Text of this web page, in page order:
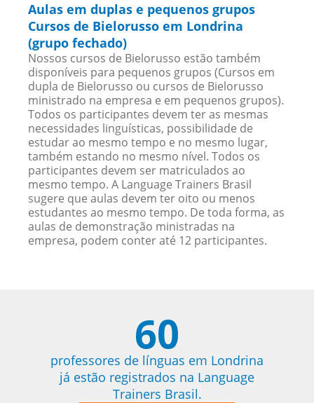
Aulas em duplas e pequenos grupos
Cursos de Bielorusso em Londrina
(grupo fechado)
Nossos cursos de Bielorusso estão também
disponíveis para pequenos grupos (Cursos em
dupla de Bielorusso ou cursos de Bielorusso
ministrado na empresa e em pequenos grupos).
Todos os participantes devem ter as mesmas
necessidades linguísticas, possibilidade de
estudar ao mesmo tempo e no mesmo lugar,
também estando no mesmo nível. Todos os
participantes devem ser matriculados ao
mesmo tempo. A Language Trainers Brasil
sugere que aulas devem ter oito ou menos
estudantes ao mesmo tempo. De toda forma, as
aulas de demonstração ministradas na
empresa, podem conter até 12 participantes.
60
professores de línguas em Londrina
já estão registrados na Language
Trainers Brasil.